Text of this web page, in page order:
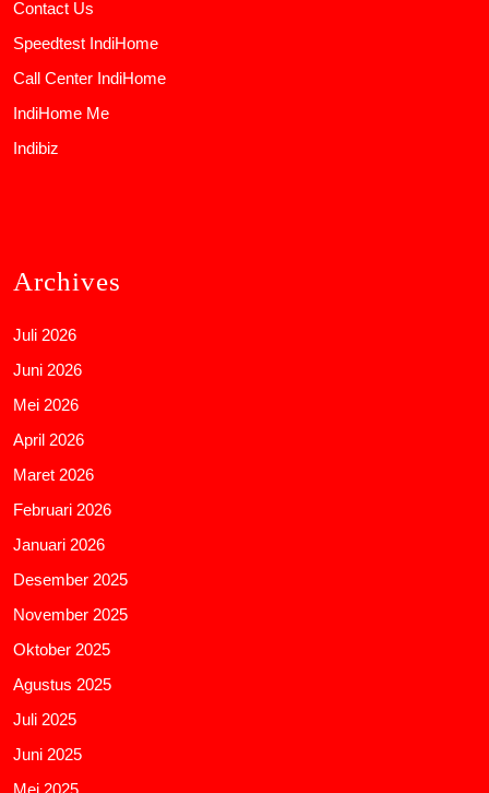
Contact Us
Speedtest IndiHome
Call Center IndiHome
IndiHome Me
Indibiz
Archives
Juli 2026
Juni 2026
Mei 2026
April 2026
Maret 2026
Februari 2026
Januari 2026
Desember 2025
November 2025
Oktober 2025
Agustus 2025
Juli 2025
Juni 2025